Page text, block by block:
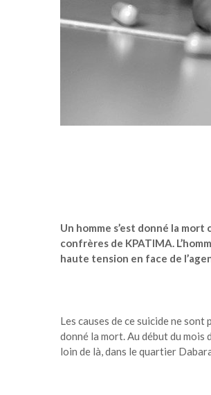
Un homme s’est donné la
confrères de KPATIMA.
haute tension en face de
Les causes de ce suicide ne sont
donné la mort. Au début du mois
loin de là, dans le quartier